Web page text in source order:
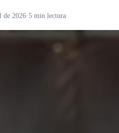
de 2026·5 min lectura